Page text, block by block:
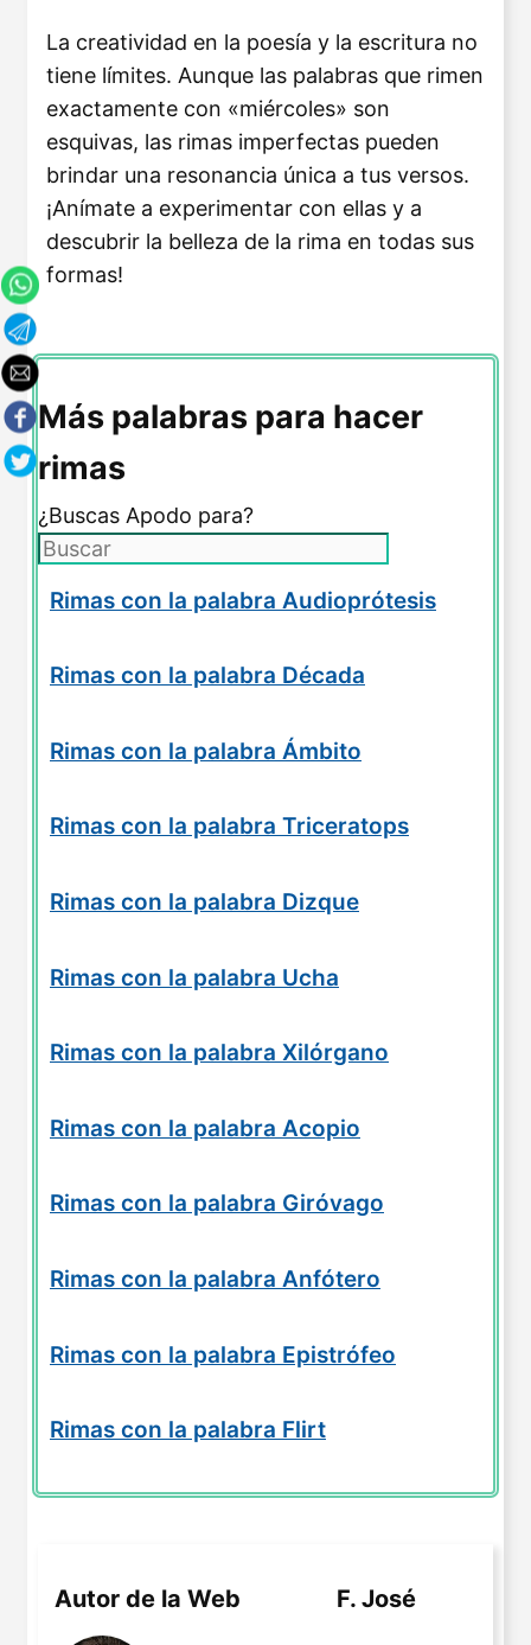
La creatividad en la poesía y la escritura no
tiene límites. Aunque las palabras que rimen
exactamente con «miércoles» son
esquivas, las rimas imperfectas pueden
brindar una resonancia única a tus versos.
¡Anímate a experimentar con ellas y a
descubrir la belleza de la rima en todas sus
formas!
Más palabras para hacer
rimas
¿Buscas Apodo para?
Rimas con la palabra Audioprótesis
Rimas con la palabra Década
Rimas con la palabra Ámbito
Rimas con la palabra Triceratops
Rimas con la palabra Dizque
Rimas con la palabra Ucha
Rimas con la palabra Xilórgano
Rimas con la palabra Acopio
Rimas con la palabra Giróvago
Rimas con la palabra Anfótero
Rimas con la palabra Epistrófeo
Rimas con la palabra Flirt
Autor de la Web F. José